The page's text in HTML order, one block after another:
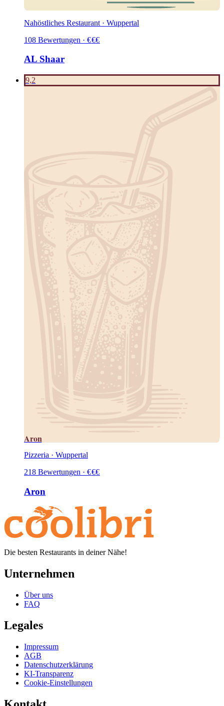
Nahöstliches Restaurant · Wuppertal
108 Bewertungen · €€€
AL Shaar
9,2
Aron
Pizzeria · Wuppertal
218 Bewertungen · €€€
Aron
Die besten Restaurants in deiner Nähe!
Unternehmen
Über uns
FAQ
Legales
Impressum
AGB
Datenschutzerklärung
KI-Transparenz
Cookie-Einstellungen